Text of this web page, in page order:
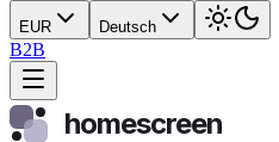
EUR Deutsch
B2B
homescreen